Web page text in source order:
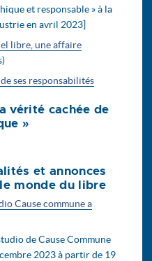
et responsable » à la
en avril 2023]
libre, une affaire
ses responsabilités
vérité cachée de
»
et annonces
monde du libre
Cause commune a
de Cause Commune
2023 à partir de 19